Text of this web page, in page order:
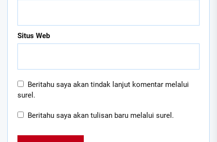
Situs Web
Beritahu saya akan tindak lanjut komentar melalui
surel.
Beritahu saya akan tulisan baru melalui surel.